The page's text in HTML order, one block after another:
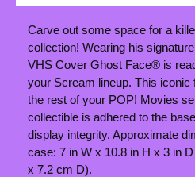
Carve out some space for a
collection! Wearing his
VHS Cover Ghost Face® is
your Scream lineup. This
the rest of your POP! Movies
collectible is adhered to the
display integrity. Approximate
case: 7 in W x 10.8 in H x 3 in
x 7.2 cm D).